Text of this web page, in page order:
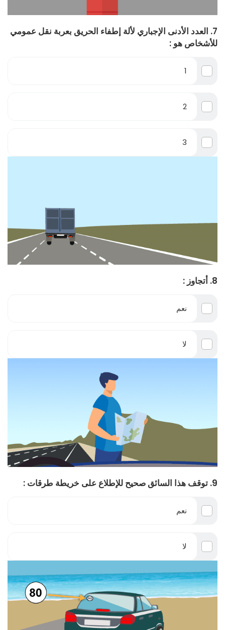
7. العدد الأدنى الإجباري لألة إطفاء الحريق بعربة نقل عمومي
للأشخاص هو :
1
2
3
8. أتجاوز :
نعم
لا
9. توقف هذا السائق صحيح للإطلاع على خريطة طرقات :
نعم
لا